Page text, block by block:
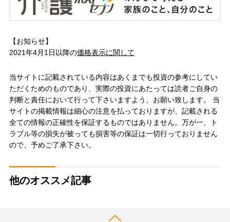
【お知らせ】
2021年4月1日以降の価格表示に関して
当サイトに記載されている内容はあくまでも投資の参考にしてい
ただくためのものであり、実際の投資にあたっては読者ご自身の
判断と責任において行って下さいますよう、お願い致します。 当
サイトの掲載情報は細心の注意を払っておりますが、記載される
全ての情報の正確性を保証するものではありません。万が一、ト
ラブル等の損失が被っても損害等の保証は一切行っておりません
ので、予めご了承下さい。
他のオススメ記事